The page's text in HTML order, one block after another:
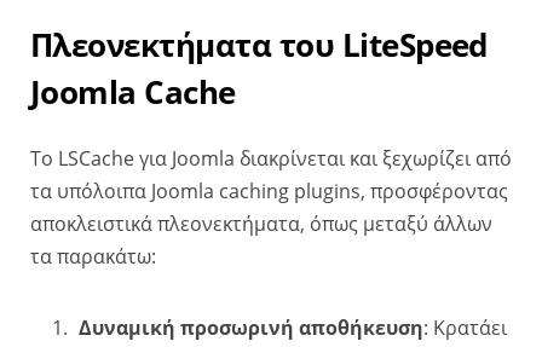
Πλεονεκτήματα του LiteSpeed
Joomla Cache
To LSCache για Joomla διακρίνεται και ξεχωρίζει από
τα υπόλοιπα Joomla caching plugins, προσφέροντας
αποκλειστικά πλεονεκτήματα, όπως μεταξύ άλλων
τα παρακάτω:
Δυναμική προσωρινή αποθήκευση: Κρατάει